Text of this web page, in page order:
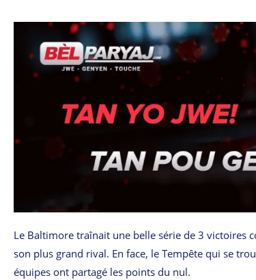
Le Baltimore traînait une belle série de 3 victoires
son plus grand rival. En face, le Tempête qui se
équipes ont partagé les points du nul.